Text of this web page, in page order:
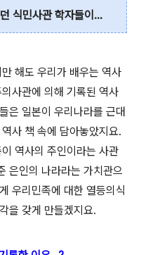
식민사관 학자들이...
해도 우리가 배우는 역사
사관에 의해 기록된 역사
은 일본이 우리나라를 근대
사 책 속에 담아놓았지요.
역사의 주인이라는 사관
은인의 나라라는 가치관으
우리민족에 대한 열등의식
을 갖게 만들겠지요.